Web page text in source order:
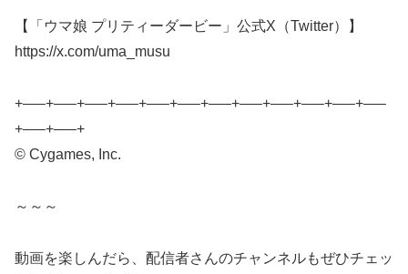
【「ウマ娘 プリティーダービー」公式X（Twitter）】
https://x.com/uma_musu
+—–+—–+—–+—–+—–+—–+—–+—–+—–+—–+—–+—–
+—–+—–+
© Cygames, Inc.
～～～
動画を楽しんだら、配信者さんのチャンネルもぜひチェッ